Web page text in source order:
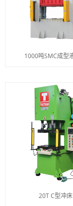
1000吨SMC成型
20T C型冲床